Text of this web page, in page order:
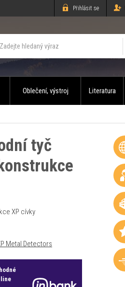
Přihlásit se
Oblečení, výstroj Literatura
tyč
XP cívky
Metal Detectors